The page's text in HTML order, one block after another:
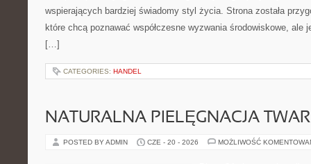
wspierających bardziej świadomy styl życia. Strona została
które chcą poznawać współczesne wyzwania środowiskowe, ale
[…]
CATEGORIES: HANDEL
NATURALNA PIELĘGNACJA
POSTED BY ADMIN CZE - 20 - 2026 MOŻLIWOŚĆ